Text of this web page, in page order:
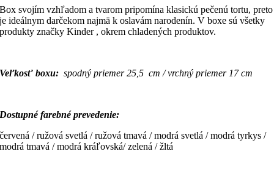
Box svojím vzhľadom a tvarom pripomína klasickú pečenú tortu, preto
je ideálnym darčekom najmä k oslavám narodenín. V boxe sú všetky
produkty značky Kinder , okrem chladených produktov.
Veľkosť boxu: spodný priemer 25,5 cm / vrchný priemer 17 cm
Dostupné farebné prevedenie:
červená / ružová svetlá / ružová tmavá / modrá svetlá / modrá tyrkys /
modrá tmavá / modrá kráľovská/ zelená / žltá